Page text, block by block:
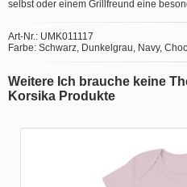
selbst oder einem Grillfreund eine
Art-Nr.: UMK011117
Farbe: Schwarz, Dunkelgrau, Navy,
Weitere Ich brauche keine
Korsika Produkte